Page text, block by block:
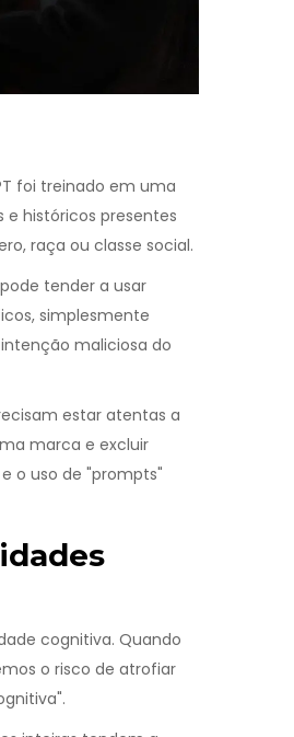
foi treinado em uma
históricos presentes
raça ou classe social.
tender a usar
simplesmente
maliciosa do
estar atentas a
marca e excluir
o uso de "prompts"
cognitiva. Quando
o risco de atrofiar